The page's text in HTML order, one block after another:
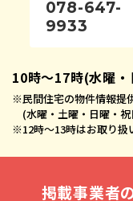
078-647-
9933
10時〜17時(水曜
※民間住宅の物件情報提
(水曜・土曜・日曜・
※12時〜13時はお取り扱
掲載事業者